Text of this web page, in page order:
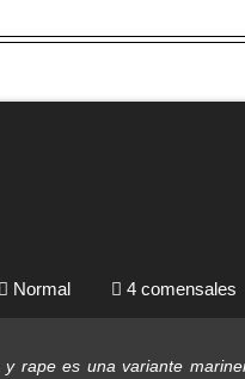
Normal 4 comensales
rape es una variante